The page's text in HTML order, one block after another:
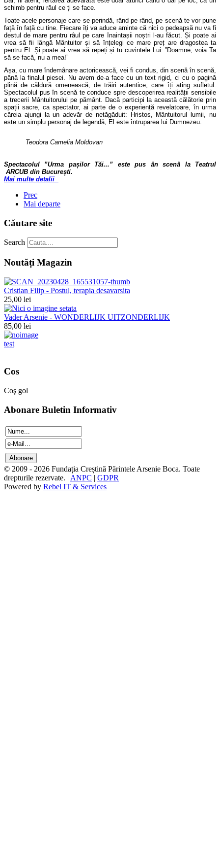
schimb pentru răul ce ți se face.
Toate acele personaje care se perindă, rând pe rând, pe scenă te vor pune
față în față cu tine. Fiecare îți va aduce aminte că nici o pedeapsă nu va fi
destul de mare pentru râul pe care înaintașii noștri l-au făcut. Și poate ai
vrea să fii lângă Mântuitor și să înțelegi ce mare preț are dragostea ta
pentru El. Și poate ai vrea să repeți și tu cuvintele Lui: ”Doamne, voia Ta
să se facă, nu a mea!”
Așa, cu mare îndemânare actoricească, vei fi condus, din scenă în scenă,
până la finalul piesei. Nu avem de-a face cu un text rigid, ci cu o pagină
plină de căldură omenească, de trăiri autentice, care îți ating sufletul.
Spectacolul pus în scenă te conduce spre descoperirea realității sensibile
a trecerii Mântuitorului pe pământ.
Dacă participi la această călătorie prin
spații sacre, ca spectator, ai parte de o experiență revelatoare, în urma
căreia ajungi la un adevăr de netăgăduit: Hristos, Mântuitorul lumii, nu
este un simplu personaj de legendă, El este întruparea lui Dumnezeu.
Teodora Camelia Moldovan
Spectacolul ”Urma pașilor Tăi...” este pus ân scenă la Teatrul
ARCUB din București.
Mai multe detalii
Prec
Mai departe
Căutare site
Search
Noutăți Magazin
Cristian Filip - Postul, terapia desavarsita
25,00 lei
Vader Arsenie - WONDERLIJK UITZONDERLIJK
85,00 lei
test
Cos
Coş gol
Abonare Buletin Informativ
© 2009 - 2026 Fundația Creștină Părintele Arsenie Boca. Toate
drepturile rezervate. | ANPC | GDPR
Powered by Rebel IT & Services